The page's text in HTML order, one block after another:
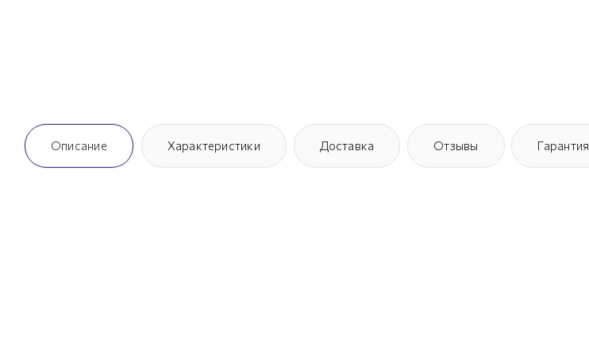
Описание Характеристики Доставка Отзывы Гарантия